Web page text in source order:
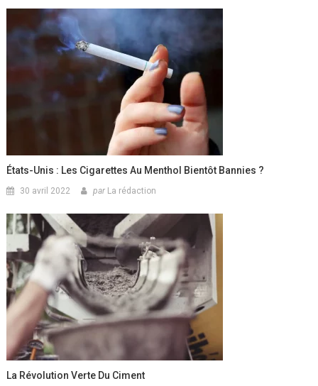
États-Unis : Les Cigarettes Au Menthol Bientôt Bannies ?
30 avril 2022 par La rédaction
La Révolution Verte Du Ciment